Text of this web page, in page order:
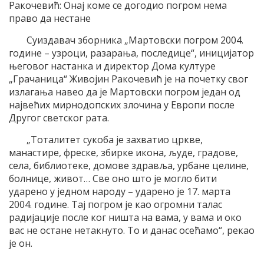
Ракочевић: Онај коме се догодио погром нема
право да нестане
Суиздавач зборника „Мартовски погром 2004.
године – узроци, разарања, последице“, иницијатор
његовог настанка и директор Дома културе
„Грачаница“ Живојин Ракочевић је на почетку свог
излагања навео да је Мартовски погром један од
највећих мирнодопских злочина у Европи после
Другог светског рата.
„Тоталитет сукоба је захватио цркве,
манастире, фреске, збирке икона, људе, градове,
села, библиотеке, домове здравља, урбане целине,
болнице, живот… Све оно што је могло бити
ударено у једном народу – ударено је 17. марта
2004. године. Тај погром је као огромни талас
радијације после ког ништа на вама, у вама и око
вас не остане нетакнуто. То и данас осећамо“, рекао
је он.